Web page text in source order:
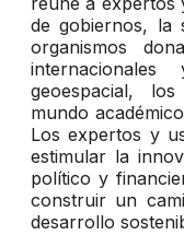
de gobiernos, la
organismos
geoespacial,
mundo
Los expertos y
estimular la
político y
construir un
desarrollo